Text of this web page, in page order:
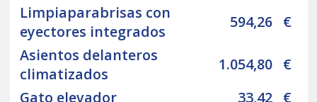
Limpiaparabrisas con
eyectores integrados
594,26 €
Asientos delanteros
climatizados
1.054,80 €
Gato elevador
33,42 €